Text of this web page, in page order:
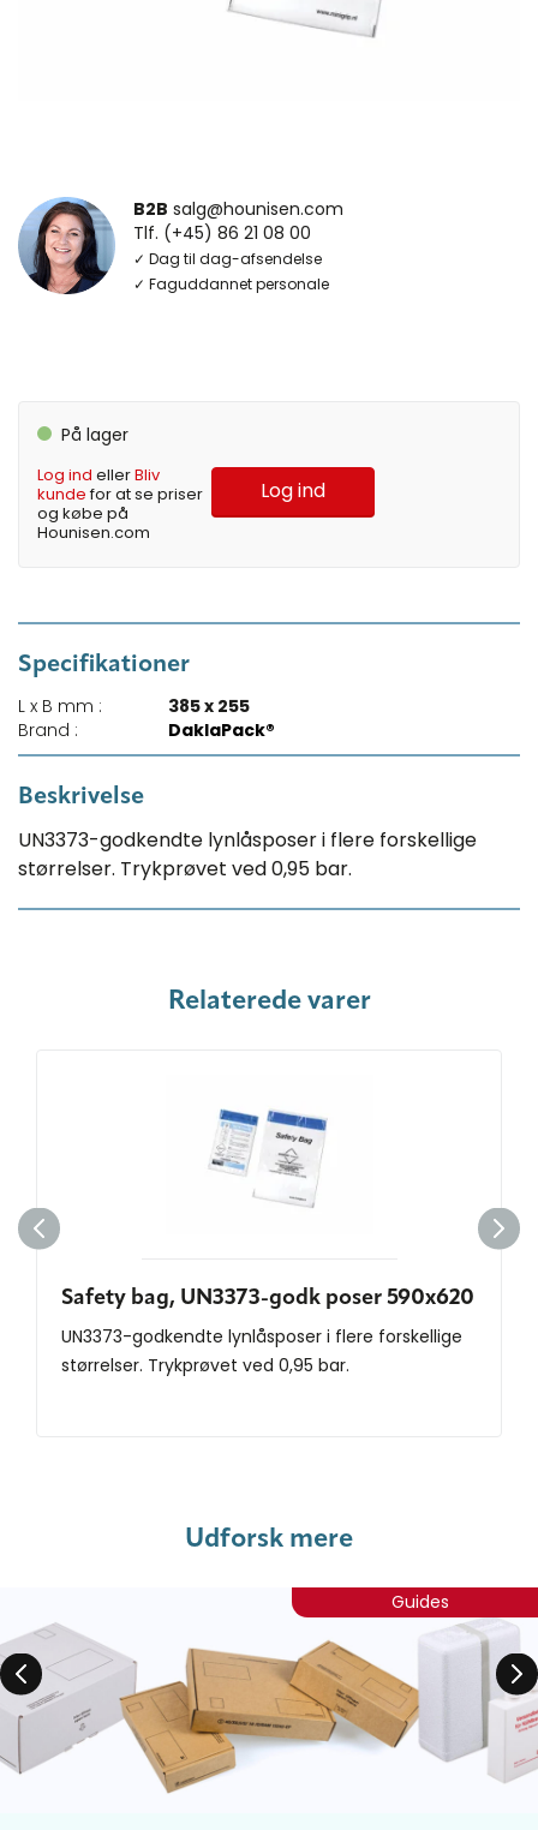
B2B salg@hounisen.com
Tlf. (+45) 86 21 08 00
✓ Dag til dag-afsendelse
✓ Faguddannet personale
På lager
Log ind ellerBliv
kundefor at se priser
og købe på
Hounisen.com
Log ind
Specifikationer
L x B mm :
385 x 255
Brand :
DaklaPack®
Beskrivelse
UN3373-godkendte lynlåsposer i flere forskellige
størrelser. Trykprøvet ved 0,95 bar.
Relaterede varer
Safety bag, UN3373-godk poser 590x620
UN3373-godkendte lynlåsposer i flere forskellige
størrelser. Trykprøvet ved 0,95 bar.
Udforsk mere
Guides